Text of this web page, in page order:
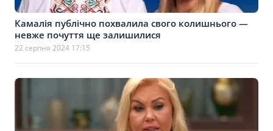
Камалія публічно похвалила свого колишнього —
невже почуття ще залишилися
22 серпня 2024 17:15